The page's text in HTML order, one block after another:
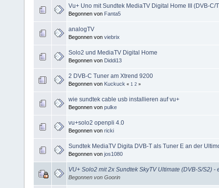
Vu+ Uno mit Sundtek MediaTV Digital Home III (DVB-C/
Begonnen von Fanta5
analogTV
Begonnen von viebrix
Solo2 und MediaTV Digital Home
Begonnen von Diddi13
2 DVB-C Tuner am Xtrend 9200
Begonnen von Kuckuck « 1 2 »
wie sundtek cable usb installieren auf vu+
Begonnen von pulke
vu+solo2 openpli 4.0
Begonnen von ricki
Sundtek MediaTV Digita DVB-T als Tuner E an der
Begonnen von jos1080
VU+ Solo2 mit 2x Sundtek SkyTV Ultimate (DVB-S/S2) -
Begonnen von Goorin